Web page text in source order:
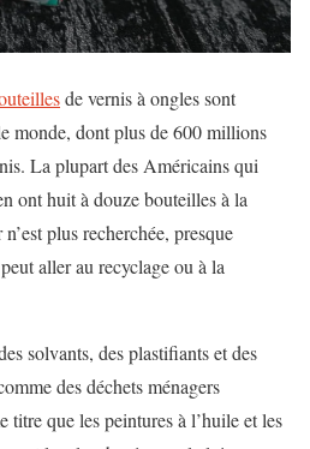
de vernis à ongles sont
monde, dont plus de 600 millions
La plupart des Américains qui
ont huit à douze bouteilles à la
plus recherchée, presque
aller au recyclage ou à la
solvants, des plastifiants et des
des déchets ménagers
que les peintures à l’huile et les